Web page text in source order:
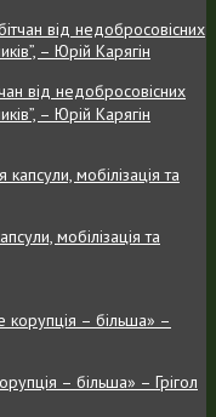
від недобросовісних
– Юрій Карягін
мобілізація та
– більша» – Грігол